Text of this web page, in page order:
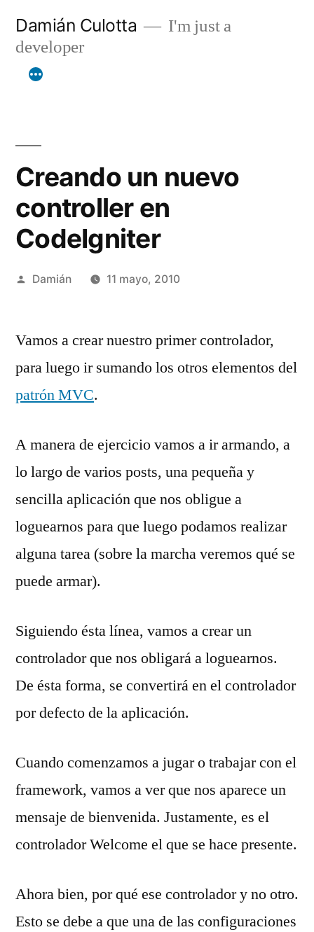
contenido
Damián Culotta
I'm just a
developer
Creando un nuevo
controller en
CodeIgniter
Publicado
Damián 11 mayo, 2010
Vamos a crear nuestro primer controlador,
para luego ir sumando los otros elementos del
patrón MVC.
A manera de ejercicio vamos a ir armando, a
lo largo de varios posts, una pequeña y
sencilla aplicación que nos obligue a
loguearnos para que luego podamos realizar
alguna tarea (sobre la marcha veremos qué se
puede armar).
Siguiendo ésta línea, vamos a crear un
controlador que nos obligará a loguearnos.
De ésta forma, se convertirá en el controlador
por defecto de la aplicación.
Cuando comenzamos a jugar o trabajar con el
framework, vamos a ver que nos aparece un
mensaje de bienvenida. Justamente, es el
controlador Welcome el que se hace presente.
Ahora bien, por qué ese controlador y no otro.
Esto se debe a que una de las configuraciones